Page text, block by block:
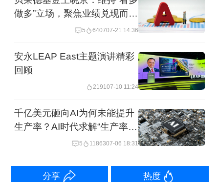
入其产品的软件/传媒公司；智能手机、
智能眼镜、智能驾驶等终端行业，本身
益于DeepSeek等国产模型公司的突破。
阿里巴巴等中概股大涨 外资重估中国
上周五美股收盘，中概股多只股票迎来
6.7%，文远知行暴涨84%。推动资本市
做多”立场，聚焦业绩兑现而非
5 640707-21 14:36
安永LEAP East主题演讲精彩
回顾
219107-10 11:24
千亿美元砸向AI为何未能提升
生产率？AI时代求解“生产率悖
5 1186307-06 18:31
分享 热度